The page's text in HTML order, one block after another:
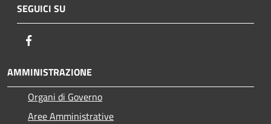
SEGUICI SU
AMMINISTRAZIONE
Organi di Governo
Aree Amministrative